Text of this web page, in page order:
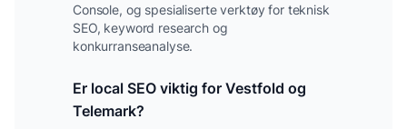
Console, og spesialiserte verktøy for teknisk
SEO, keyword research og
konkurranseanalyse.
Er local SEO viktig for Vestfold og
Telemark?